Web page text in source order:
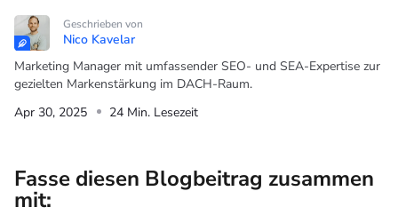
Geschrieben von
Nico Kavelar
Marketing Manager mit umfassender SEO- und SEA-Expertise zur
gezielten Markenstärkung im DACH-Raum.
Apr 30, 2025
24 Min. Lesezeit
Fasse diesen Blogbeitrag zusammen
mit: